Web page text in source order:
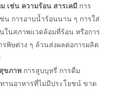
เช่น ความร้อน สารเคมี การ
น การอาบน้ำร้อนนาน ๆ การใส่
นในสภาพแวดล้อมที่ร้อน หรือการ
พิษต่าง ๆ ล้วนส่งผลต่อการผลิต
ขภาพ การสูบบุหรี่ การดื่ม
านอาหารที่ไม่มีประโยชน์ ขาด